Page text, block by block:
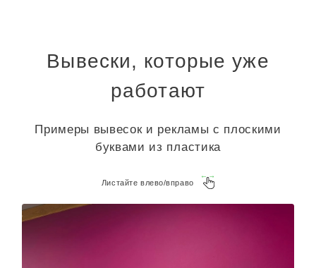
Вывески, которые уже
работают
Примеры вывесок и рекламы с плоскими
буквами из пластика
Листайте влево/вправо